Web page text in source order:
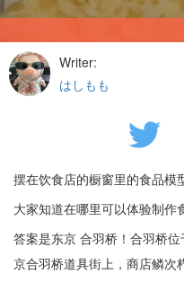
Writer:
はしもも
摆在饮食店的橱窗里的食品模
大家知道在哪里可以体验制作
答案是东京 合羽桥！合羽桥
京合羽桥道具街上，商店鳞次